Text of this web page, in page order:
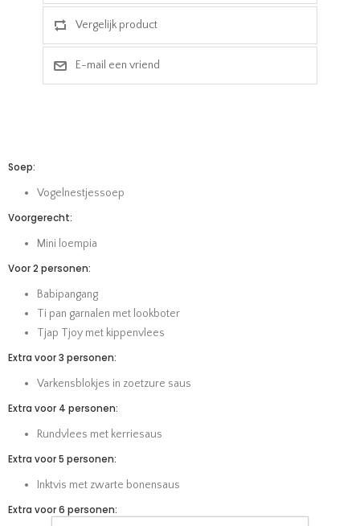
Soep:
Vogelnestjessoep
Voorgerecht:
Mini loempia
Voor 2 personen:
Babipangang
Ti pan garnalen met lookboter
Tjap Tjoy met kippenvlees
Extra voor 3 personen:
Varkensblokjes in zoetzure saus
Extra voor 4 personen:
Rundvlees met kerriesaus
Extra voor 5 personen:
Inktvis met zwarte bonensaus
Extra voor 6 personen: